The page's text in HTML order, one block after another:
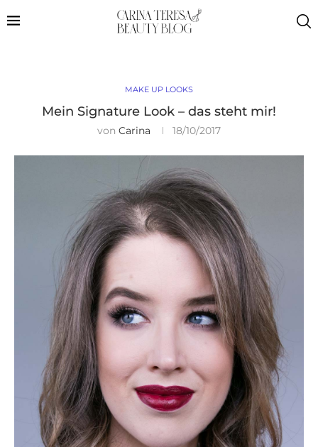
MAKE UP LOOKS
Mein Signature Look – das steht mir!
von Carina 18/10/2017